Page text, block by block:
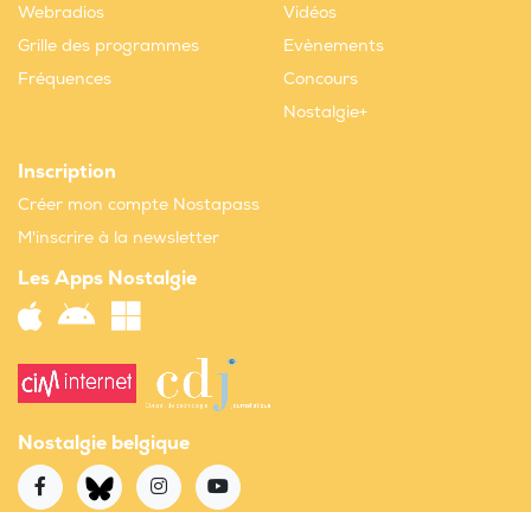
Webradios
Grille des programmes
Fréquences
Vidéos
Evènements
Concours
Nostalgie+
Inscription
Créer mon compte Nostapass
M'inscrire à la newsletter
Les Apps Nostalgie
Nostalgie belgique